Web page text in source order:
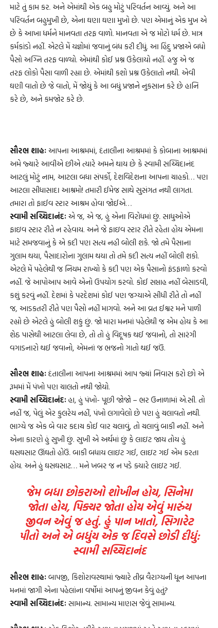
માટે તું કામ કર. અને એમાંથી એક બહુ મોટું પરિવર્તન આવ્યું. અને આ
પરિવર્તન બહુમુખી છે, એના ઘણા ઘણા મુખો છે. પણ એમાનું એક મુખ એ
છે કે આખા ધર્મને માનવતા તરફ વાળો. માનવતા એ જ મોટો ધર્મ છે. માત્ર
કર્મકાંડો નહીં. એટલે મેં યજ્ઞોમાં જવાનું બંધ કરી દીધું. આ હિંદુ પ્રજાએ બધો
પૈસો અગ્નિ તરફ વાળ્યો. એમાંથી કોઈ પ્રશ્ન ઉકેલાયો નહીં. હજુ એ જ
તરફ લોકો પૈસા વાળી રહ્યા છે. એમાંથી કશો પ્રશ્ન ઉકેલાતો નથી. એવી
ઘણી વાતો છે જે વાતો, મેં જોયું કે આ બધું પ્રજાને નુકસાન કરે છે હાનિ
કરે છે, અને કમજોર કરે છે.
સૌરભ શાહઃ આપના આશ્રમમાં, દંતાલીના આશ્રમમાં કે કોબાના આશ્રમમાં
અમે જ્યારે આવીએ છીએ ત્યારે અમને થાય છે કે સ્વામી સચ્ચિદાનંદ
આટલું મોટું નામ, આટલા બધા સંપર્કો, દેશવિદેશના આપના ચાહકો… પણ
આટલા સીધાસાદા આશ્રમો! તમારી ઈમેજ સાથે સુસંગત નથી લાગતા.
તમારા તો ફાઈવ સ્ટાર આશ્રમ હોવા જોઈએ…
સ્વામી સચ્ચિદાનંદઃ એ જ, એ જ, હું એના વિરોધમાં છું. સાધુઓએ
ફાઇવ સ્ટાર રીતે ન રહેવાય. અને જે ફાઇવ સ્ટાર રીતે રહેતા હોય એમના
માટે સમજવાનું કે એ કદી પણ સત્ય નહી બોલી શકે. જો તમે પૈસાના
ગુલામ થયા, પૈસાદારોના ગુલામ થયા તો તમે કદી સત્ય નહીં બોલી શકો.
એટલે મેં પહેલેથી જ નિયમ રાખ્યો કે કદી પણ એક પૈસાનો ફંડફાળો કરવો
નહીં. જે આપોઆપ આવે એનો ઉપયોગ કરવો. કોઈ સપ્તાહ નહીં બેસાડવી,
કશું કરવું નહીં. દેશમાં કે પરદેશમાં કોઈ પણ જગ્યાએ સીધી રીતે તો નહીં
જ, આડકતરી રીતે પણ પૈસો નહીં માગવો. અને આ વ્રત ઈશ્વર મને પાળી
રહ્યો છે એટલે હું બોલી શકું છું. જો મારા મનમાં પહેલેથી જ એમ હોય કે આ
શેઠ પાસેથી આટલા લેવા છે, તો તો હું વિદૂષક થઈ જવાનો, તો સારંગી
વગાડનારો થઈ જવાનો, એમનાં જ ભજનો ગાતો થઈ જઉં.
સૌરભ શાહઃદંતાલીના આપના આશ્રમમાં આપ જ્યાં નિવાસ કરો છો એ
રૂમમાં મેં પંખો પણ ચાલતો નથી જોયો.
સ્વામી સચ્ચિદાનંદઃહા, હું પંખો- પૂછી જોજો – ભર ઉનાળામાં એ.સી. તો
નહીં જ, પેલું એર કુલરેય નહીં, પંખો લગાવેલો છે પણ હું ચલાવતો નથી.
ભાગ્યે જ એક બે વાર કદાચ કોઈ વાર ચલાવું, તો ચલાવું બાકી નહીં. અને
એના કારણે હું સુખી છું. સુખી એ અર્થમાં છું કે લાઇટ જાય તોય હું
ઘસઘસાટ ઊંઘતો હોઉં. બાકી બધાય લાઇટ ગઈ, લાઇટ ગઈ એમ કરતા
હોય. અને હું ઘસઘસાટ… મને ખબર જ ન પડે ક્યારે લાઇટ ગઈ.
જેમ બધા છોકરાઓ શોખીન હોય, સિનેમા
જોતા હોય, પિક્ચર જોતા હોય એવું મારુંય
જીવન એવું જ હતું. હું પાન ખાતો, સિગારેટ
પીતો અને એ બધુંય એક જ દિવસે છોડી દીધું:
સ્વામી સચ્ચિદાનંદ
સૌરભ શાહઃબાપજી, કિશોરાવસ્થામાં જ્યારે તીવ્ર વૈરાગ્યની ધૂન આપના
મનમાં જાગી એના પહેલાંના વર્ષોમાં આપનું જીવન કેવું હતું?
સ્વામી સચ્ચિદાનંદઃસામાન્ય. સામાન્ય માણસ જેવું સામાન્ય.